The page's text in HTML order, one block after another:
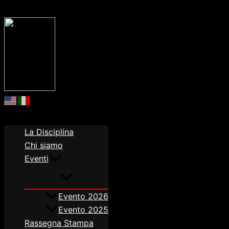
La Disciplina
Chi siamo
Eventi
Evento 2026
Evento 2025
Rassegna Stampa